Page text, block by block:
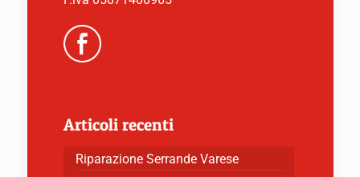
Articoli recenti
Riparazione Serrande Varese